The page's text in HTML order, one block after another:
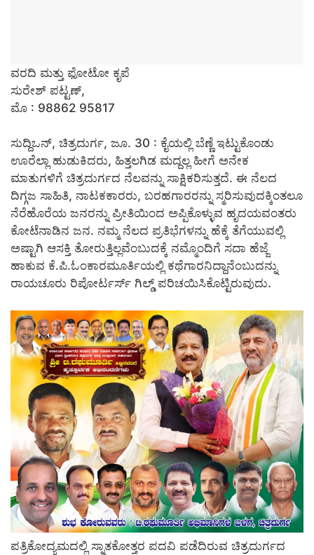
ವರದಿ ಮತ್ತು ಫೋಟೋ ಕೃಪೆ
ಸುರೇಶ್ ಪಟ್ಟಣ್,
ಮೊ : 98862 95817
ಸುದ್ದಿಒನ್, ಚಿತ್ರದುರ್ಗ, ಜೂ. 30 : ಕೈಯಲ್ಲಿ ಬೆಣ್ಣೆ ಇಟ್ಟುಕೊಂಡು
ಊರೆಲ್ಲಾ ಹುಡುಕಿದರು, ಹಿತ್ತಲಗಿಡ ಮದ್ದಲ್ಲ ಹೀಗೆ ಅನೇಕ
ಮಾತುಗಳಿಗೆ ಚಿತ್ರದುರ್ಗದ ನೆಲವನ್ನು ಸಾಕ್ಷಿಕರಿಸುತ್ತದೆ. ಈ ನೆಲದ
ದಿಗ್ಗಜ ಸಾಹಿತಿ, ನಾಟಕಕಾರರು, ಬರಹಗಾರರನ್ನು ಸ್ಮರಿಸುವುದಕ್ಕಿಂತಲೂ
ನೆರೆಹೊರೆಯ ಜನರನ್ನು ಪ್ರೀತಿಯಿಂದ ಅಪ್ಪಿಕೊಳ್ಳುವ ಹೃದಯವಂತರು
ಕೋಟೆನಾಡಿನ ಜನ. ನಮ್ಮ ನೆಲದ ಪ್ರತಿಭೆಗಳನ್ನು ಹೆಕ್ಕೆ ತೆಗೆಯುವಲ್ಲಿ
ಅಷ್ಟಾಗಿ ಆಸಕ್ತಿ ತೋರುತ್ತಿಲ್ಲವೆಂಬುದಕ್ಕೆ ನಮ್ಮೊಂದಿಗೆ ಸದಾ ಹೆಜ್ಜೆ
ಹಾಕುವ ಕೆ.ಪಿ.ಓಂಕಾರಮೂರ್ತಿಯಲ್ಲಿ ಕಥೆಗಾರನಿದ್ದಾನೆಂಬುದನ್ನು
ರಾಯಚೂರು ರಿಪೋರ್ಟರ್ಸ್ ಗಿಲ್ಡ್ ಪರಿಚಯಿಸಿಕೊಟ್ಟಿರುವುದು.
ಪತ್ರಿಕೋದ್ಯಮದಲ್ಲಿ ಸ್ನಾತಕೋತ್ತರ ಪದವಿ ಪಡೆದಿರುವ ಚಿತ್ರದುರ್ಗದ